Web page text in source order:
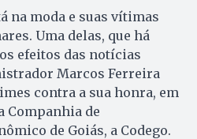
na moda e suas vítimas
Uma delas, que há
efeitos das notícias
Marcos Ferreira
contra a sua honra, em
Companhia de
de Goiás, a Codego.